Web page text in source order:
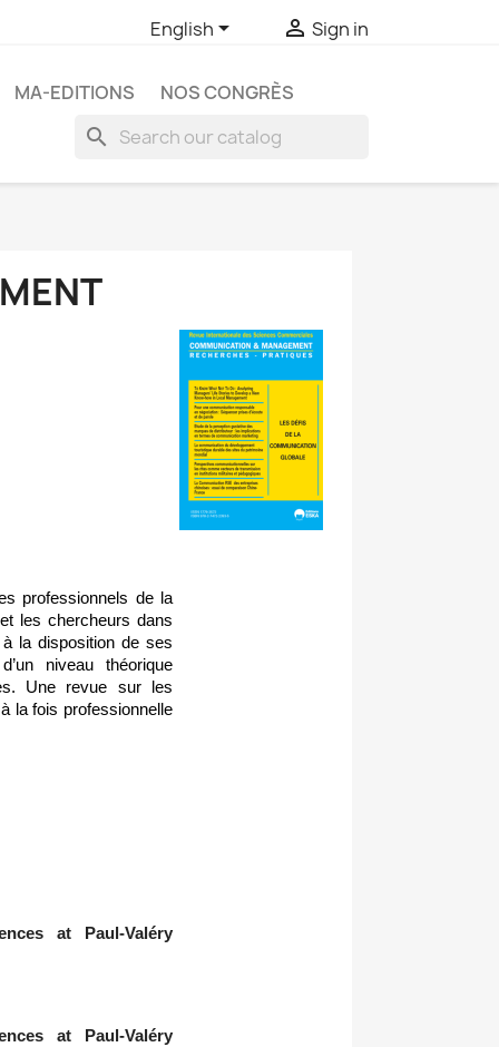
English  Sign in
MA-EDITIONS NOS CONGRÈS
search
professionnels de la
les chercheurs dans
la disposition de ses
niveau théorique
Une revue sur les
la fois professionnelle
at Paul-Valéry
at Paul-Valéry